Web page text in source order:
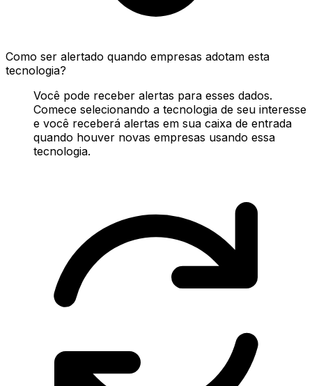
Como ser alertado quando empresas adotam esta
tecnologia?
Você pode receber alertas para esses dados.
Comece selecionando a tecnologia de seu interesse
e você receberá alertas em sua caixa de entrada
quando houver novas empresas usando essa
tecnologia.